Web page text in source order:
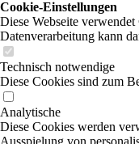
Cookie-Einstellungen
Diese Webseite
Datenverarbeitung kann
Technisch notwendige
Diese Cookies sind zum
Analytische
Diese Cookies werden
Ausspielung von